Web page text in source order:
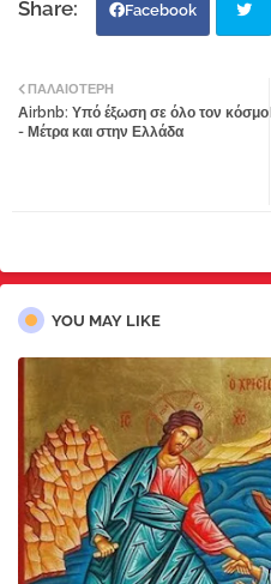
Facebook
tter
ΠΑΛΑΙΌΤΕΡΗ
Αirbnb: Υπό έξωση σε όλο τον κόσμο
- Μέτρα και στην Ελλάδα
YOU MAY LIKE